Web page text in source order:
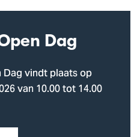
Dag
vindt plaats op
van 10.00 tot 14.00